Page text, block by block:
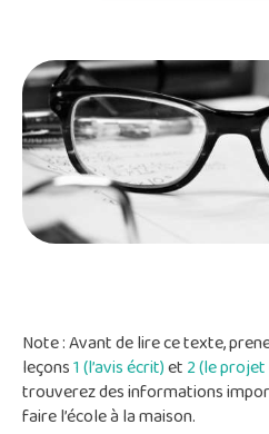
Note : Avant de lire ce texte,
leçons1 (l’avis écrit)et2 (le projet
trouverez des informations
faire l’école à la maison.